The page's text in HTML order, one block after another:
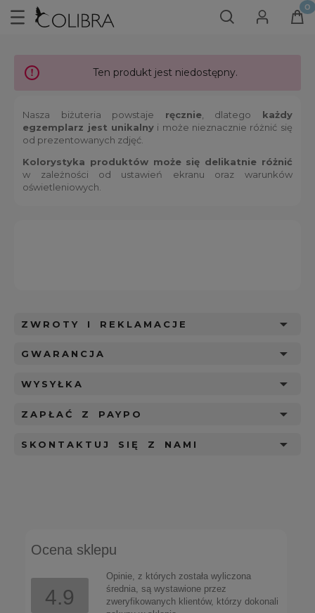
Ten produkt jest niedostępny.
Nasza biżuteria powstaje ręcznie, dlatego każdy
egzemplarz jest unikalnyi może nieznacznie różnić się
od prezentowanych zdjęć.
Kolorystyka produktów może się delikatnie różnić
w zależności od ustawień ekranu oraz warunków
oświetleniowych.
ZWROTY I REKLAMACJE
GWARANCJA
WYSYŁKA
ZAPŁAĆ Z PAYPO
SKONTAKTUJ SIĘ Z NAMI
Ocena sklepu
4.9
Opinie, z których została wyliczona
średnia, są wystawione przez
zweryfikowanych klientów, którzy dokonali